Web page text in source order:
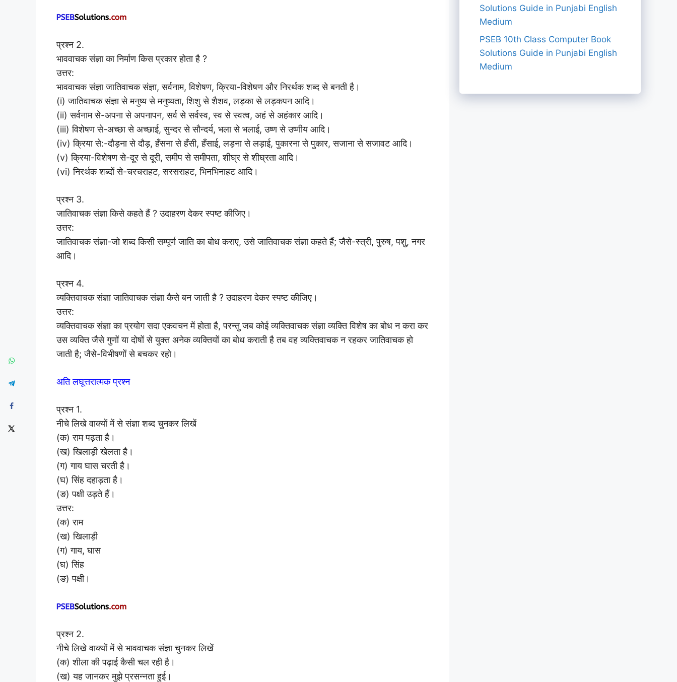
प्रश्न 2.
भाववाचक संज्ञा का निर्माण किस प्रकार होता है ?
उत्तर:
भाववाचक संज्ञा जातिवाचक संज्ञा, सर्वनाम, विशेषण, क्रिया-विशेषण और निरर्थक शब्द से बनती है।
(i) जातिवाचक संज्ञा से मनुष्य से मनुष्यता, शिशु से शैशव, लड़का से लड़कपन आदि।
(ii) सर्वनाम से-अपना से अपनापन, सर्व से सर्वस्व, स्व से स्वत्व, अहं से अहंकार आदि।
(iii) विशेषण से-अच्छा से अच्छाई, सुन्दर से सौन्दर्य, भला से भलाई, उष्ण से उष्णीय आदि।
(iv) क्रिया से:-दौड़ना से दौड़, हँसना से हँसी, हँसाई, लड़ना से लड़ाई, पुकारना से पुकार, सजाना से सजावट आदि।
(v) क्रिया-विशेषण से-दूर से दूरी, समीप से समीपता, शीघ्र से शीघ्रता आदि।
(vi) निरर्थक शब्दों से-चरचराहट, सरसराहट, भिनभिनाहट आदि।
प्रश्न 3.
जातिवाचक संज्ञा किसे कहते हैं ? उदाहरण देकर स्पष्ट कीजिए।
उत्तर:
जातिवाचक संज्ञा-जो शब्द किसी सम्पूर्ण जाति का बोध कराए, उसे जातिवाचक संज्ञा कहते हैं; जैसे-स्त्री, पुरुष, पशु, नगर
आदि।
प्रश्न 4.
व्यक्तिवाचक संज्ञा जातिवाचक संज्ञा कैसे बन जाती है ? उदाहरण देकर स्पष्ट कीजिए।
उत्तर:
व्यक्तिवाचक संज्ञा का प्रयोग सदा एकवचन में होता है, परन्तु जब कोई व्यक्तिवाचक संज्ञा व्यक्ति विशेष का बोध न करा कर
उस व्यक्ति जैसे गुणों या दोषों से युक्त अनेक व्यक्तियों का बोध कराती है तब वह व्यक्तिवाचक न रहकर जातिवाचक हो
जाती है; जैसे-विभीषणों से बचकर रहो।
अति लघूत्तरात्मक प्रश्न
प्रश्न 1.
नीचे लिखे वाक्यों में से संज्ञा शब्द चुनकर लिखें
(क) राम पढ़ता है।
(ख) खिलाड़ी खेलता है।
(ग) गाय घास चरती है।
(घ) सिंह दहाड़ता है।
(ङ) पक्षी उड़ते हैं।
उत्तर:
(क) राम
(ख) खिलाड़ी
(ग) गाय, घास
(घ) सिंह
(ङ) पक्षी।
प्रश्न 2.
नीचे लिखे वाक्यों में से भाववाचक संज्ञा चुनकर लिखें
(क) शीला की पढ़ाई कैसी चल रही है।
(ख) यह जानकर मुझे प्रसन्नता हुई।
Solutions Guide in Punjabi English
Medium
PSEB 10th Class Computer Book
Solutions Guide in Punjabi English
Medium